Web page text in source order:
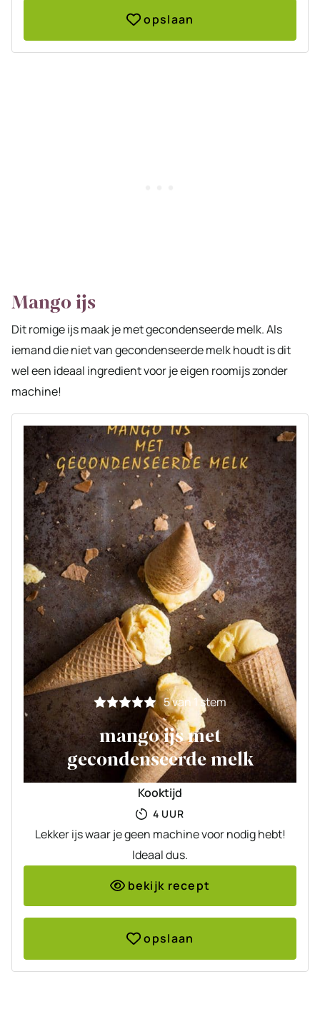
opslaan
Mango ijs
Dit romige ijs maak je met gecondenseerde melk. Als
iemand die niet van gecondenseerde melk houdt is dit
wel een ideaal ingredient voor je eigen roomijs zonder
machine!
5van 1 stem
mango ijs met
gecondenseerde melk
Kooktijd
4 UUR
UUR
Lekker ijs waar je geen machine voor nodig hebt!
Ideaal dus.
bekijk recept
opslaan